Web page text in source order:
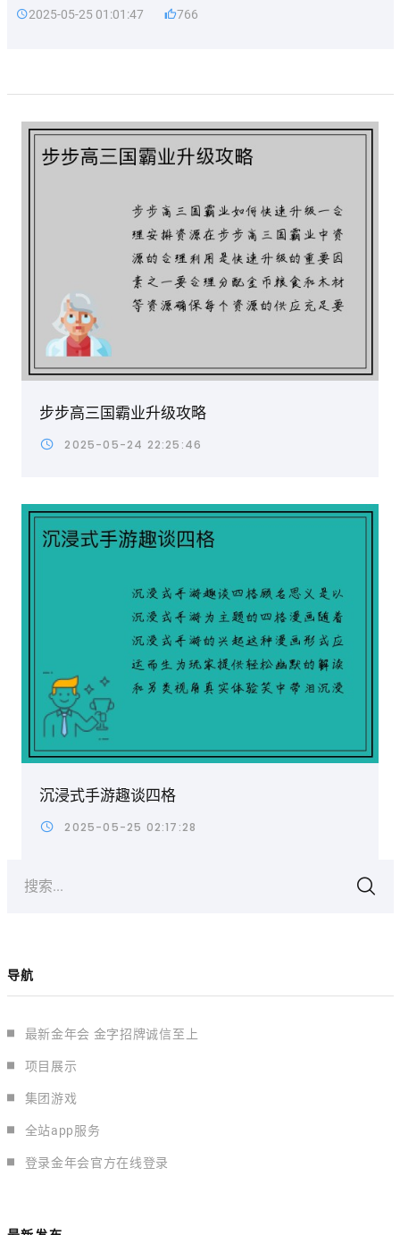
2025-05-25 01:01:47 766
步步高三国霸业升级攻略
2025-05-24 22:25:46
沉浸式手游趣谈四格
2025-05-25 02:17:28
搜索...
导航
最新金年会 金字招牌诚信至上
项目展示
集团游戏
全站app服务
登录金年会官方在线登录